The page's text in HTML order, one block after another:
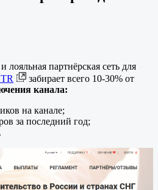
лояльная партнёрская сеть для
забирает всего 10-30% от
канала:
на канале;
за последний год;